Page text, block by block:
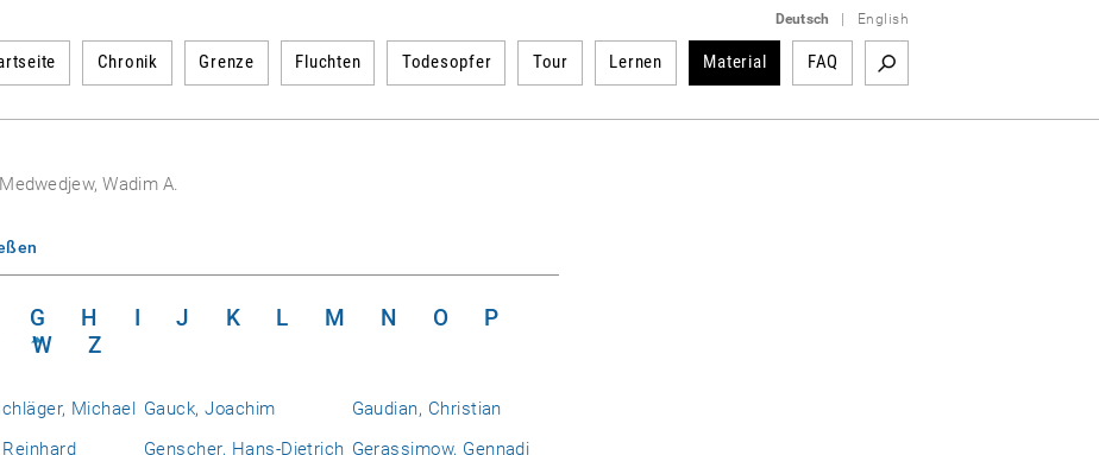
Deutsch English
Chronik Grenze Fluchten Todesopfer Tour Lernen Material FAQ
Medwedjew, Wadim A.
G H I J K L M N O
P
W Z
Michael Gauck, Joachim
Gaudian, Christian
Genscher, Hans-Dietrich Gerassimow, Gennadi